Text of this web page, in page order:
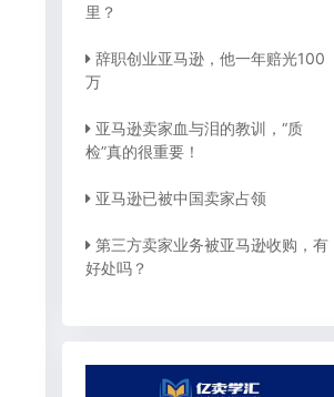
里？
辞职创业亚马逊，他一年赔光100
万
亚马逊卖家血与泪的教训，“质
检”真的很重要！
亚马逊已被中国卖家占领
第三方卖家业务被亚马逊收购，有
好处吗？